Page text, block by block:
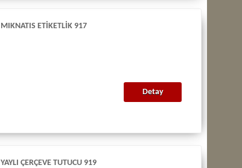
MIKNATIS ETIKETLIK 917
Detay
YAYLI ÇERÇEVE TUTUCU 919